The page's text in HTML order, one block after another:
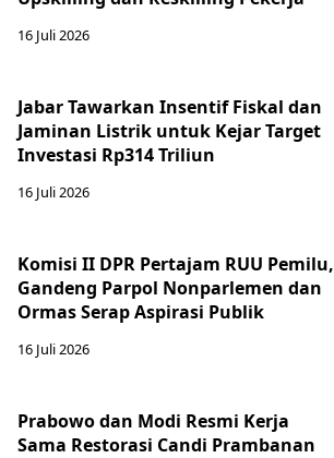
16 Juli 2026
Jabar Tawarkan Insentif Fiskal dan
Jaminan Listrik untuk Kejar Target
Investasi Rp314 Triliun
16 Juli 2026
Komisi II DPR Pertajam RUU Pemilu,
Gandeng Parpol Nonparlemen dan
Ormas Serap Aspirasi Publik
16 Juli 2026
Prabowo dan Modi Resmi Kerja
Sama Restorasi Candi Prambanan